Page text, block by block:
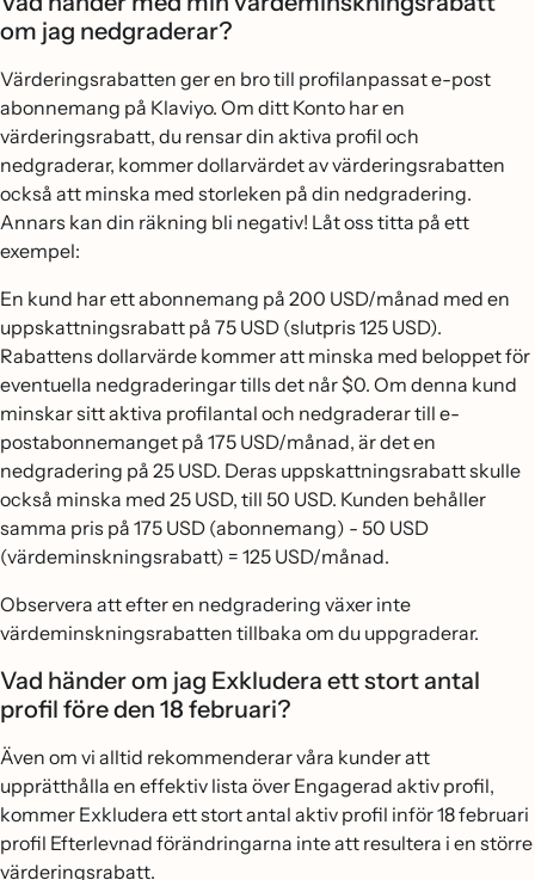
om jag nedgraderar?
Värderingsrabatten ger en bro till profilanpassat e-post
abonnemang på Klaviyo. Om ditt Konto har en
värderingsrabatt, du rensar din aktiva profil och
nedgraderar, kommer dollarvärdet av värderingsrabatten
också att minska med storleken på din nedgradering.
Annars kan din räkning bli negativ! Låt oss titta på ett
exempel:
En kund har ett abonnemang på 200 USD/månad med en
uppskattningsrabatt på 75 USD (slutpris 125 USD).
Rabattens dollarvärde kommer att minska med beloppet för
eventuella nedgraderingar tills det når $0. Om denna kund
minskar sitt aktiva profilantal och nedgraderar till e-
postabonnemanget på 175 USD/månad, är det en
nedgradering på 25 USD. Deras uppskattningsrabatt skulle
också minska med 25 USD, till 50 USD. Kunden behåller
samma pris på 175 USD (abonnemang) - 50 USD
(värdeminskningsrabatt) = 125 USD/månad.
Observera att efter en nedgradering växer inte
värdeminskningsrabatten tillbaka om du uppgraderar.
Vad händer om jag Exkludera ett stort antal
profil före den 18 februari?
Även om vi alltid rekommenderar våra kunder att
upprätthålla en effektiv lista över Engagerad aktiv profil,
kommer Exkludera ett stort antal aktiv profil inför 18 februari
profil Efterlevnad förändringarna inte att resultera i en större
värderingsrabatt.